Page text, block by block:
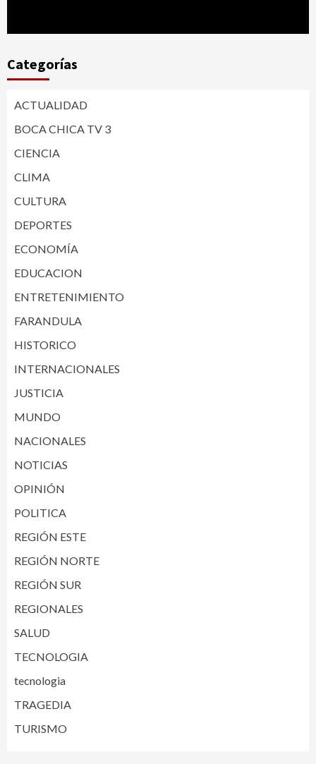
Categorías
ACTUALIDAD
BOCA CHICA TV 3
CIENCIA
CLIMA
CULTURA
DEPORTES
ECONOMÍA
EDUCACION
ENTRETENIMIENTO
FARANDULA
HISTORICO
INTERNACIONALES
JUSTICIA
MUNDO
NACIONALES
NOTICIAS
OPINIÓN
POLITICA
REGIÓN ESTE
REGIÓN NORTE
REGIÓN SUR
REGIONALES
SALUD
TECNOLOGIA
tecnologia
TRAGEDIA
TURISMO